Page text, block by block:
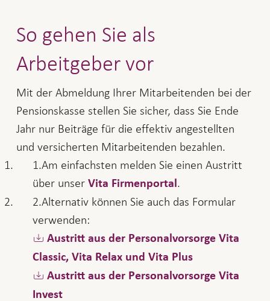
So gehen Sie als
Arbeitgeber vor
Mit der Abmeldung Ihrer Mitarbeitenden bei der
Pensionskasse stellen Sie sicher, dass Sie Ende
Jahr nur Beiträge für die effektiv angestellten
und versicherten Mitarbeitenden bezahlen.
Am einfachsten melden Sie einen Austritt
über unser Vita Firmenportal .
Alternativ können Sie auch das Formular
verwenden:
Austritt aus der Personalvorsorge Vita
Classic, Vita Relax und Vita Plus
Austritt aus der Personalvorsorge Vita
Invest